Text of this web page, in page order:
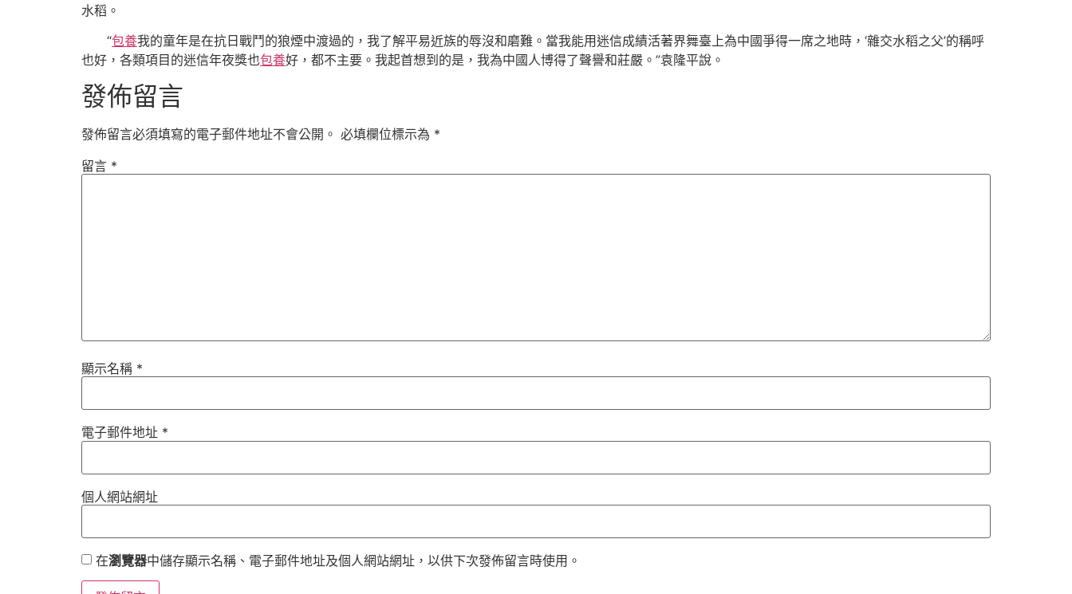
水稻。
“包養我的童年是在抗日戰鬥的狼煙中渡過的，我了解平易近族的辱沒和磨難。當我能用迷信成績活著界舞臺上為中國爭得一席之地時，‘雜交水稻之父’的稱呼
也好，各類項目的迷信年夜獎也包養好，都不主要。我起首想到的是，我為中國人博得了聲譽和莊嚴。”袁隆平說。
發佈留言
發佈留言必須填寫的電子郵件地址不會公開。 必填欄位標示為 *
留言 *
顯示名稱 *
電子郵件地址 *
個人網站網址
在瀏覽器中儲存顯示名稱、電子郵件地址及個人網站網址，以供下次發佈留言時使用。